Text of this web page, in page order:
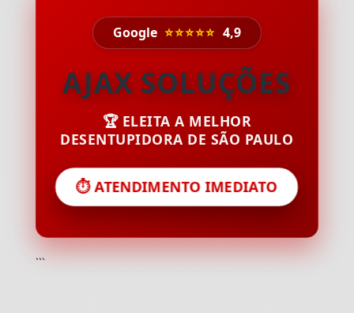
Google ⭐⭐⭐⭐⭐ 4,9
AJAX SOLUÇÕES
🏆 ELEITA A MELHOR
DESENTUPIDORA DE SÃO PAULO
⏱️ ATENDIMENTO IMEDIATO
```